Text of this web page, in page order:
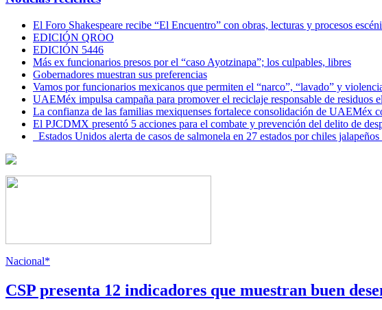
El Foro Shakespeare recibe “El Encuentro” con obras, lecturas y procesos
EDICIÓN QROO
EDICIÓN 5446
Más ex funcionarios presos por el “caso Ayotzinapa”; los culpables, libres
Gobernadores muestran sus preferencias
Vamos por funcionarios mexicanos que permiten el “narco”, “lavado” y
UAEMéx impulsa campaña para promover el reciclaje responsable de residuos
La confianza de las familias mexiquenses fortalece consolidación de UAEMéx
El PJCDMX presentó 5 acciones para el combate y prevención del delito de
Estados Unidos alerta de casos de salmonela en 27 estados por chiles
Nacional*
CSP presenta 12 indicadores que muestran buen